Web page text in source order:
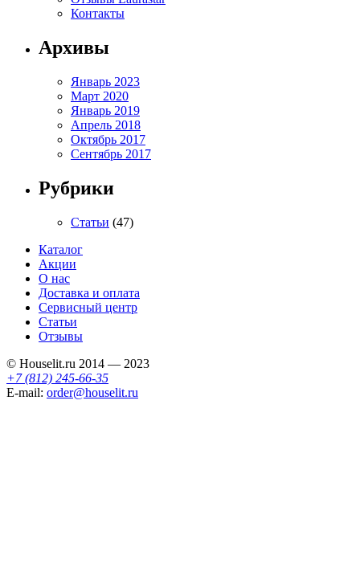
Контакты
Архивы
Январь 2023
Март 2020
Январь 2019
Апрель 2018
Октябрь 2017
Сентябрь 2017
Рубрики
Статьи (47)
Каталог
Акции
О нас
Доставка и оплата
Сервисный центр
Статьи
Отзывы
© Houselit.ru 2014 — 2023
+7 (812) 245-66-35
E-mail: order@houselit.ru